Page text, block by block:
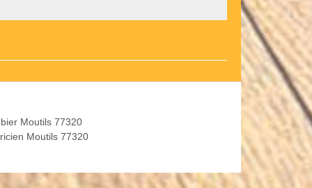
Moutils 77320
Moutils 77320